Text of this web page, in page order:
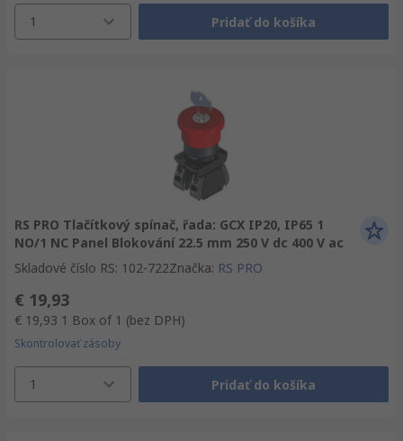
1 Pridať do košíka
RS PRO Tlačítkový spínač, řada: GCX IP20, IP65 1
NO/1 NC Panel Blokování 22.5 mm 250 V dc 400 V ac
Skladové číslo RS: 102-722Značka: RS PRO
€ 19,93
€ 19,93 1 Box of 1 (bez DPH)
Skontrolovať zásoby
1 Pridať do košíka